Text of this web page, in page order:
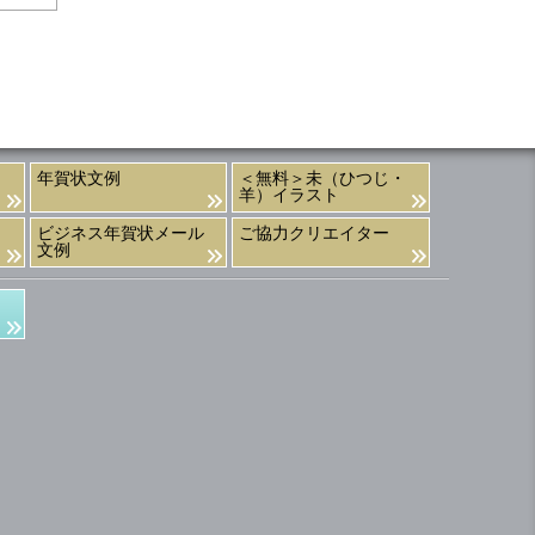
年賀状文例
＜無料＞未（ひつじ・
羊）イラスト
ビジネス年賀状メール
文例
ご協力クリエイター